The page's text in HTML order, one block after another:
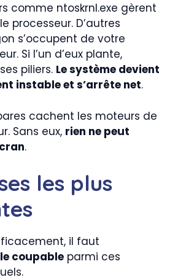
comme ntoskrnl.exe gèrent
processeur. D’autres
s’occupent de votre
Si l’un d’eux plante,
piliers. Le système devient
instable et s’arrête net.
cachent les moteurs de
Sans eux, rien ne peut
.
les plus
il faut
coupable parmi ces